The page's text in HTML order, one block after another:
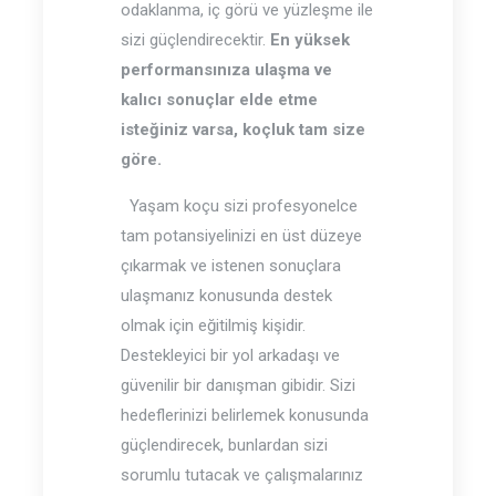
odaklanma, iç görü ve yüzleşme ile
sizi güçlendirecektir. En yüksek
performansınıza ulaşma ve
kalıcı sonuçlar elde etme
isteğiniz varsa, koçluk tam size
göre.
Yaşam koçu sizi profesyonelce
tam potansiyelinizi en üst düzeye
çıkarmak ve istenen sonuçlara
ulaşmanız konusunda destek
olmak için eğitilmiş kişidir.
Destekleyici bir yol arkadaşı ve
güvenilir bir danışman gibidir. Sizi
hedeflerinizi belirlemek konusunda
güçlendirecek, bunlardan sizi
sorumlu tutacak ve çalışmalarınız